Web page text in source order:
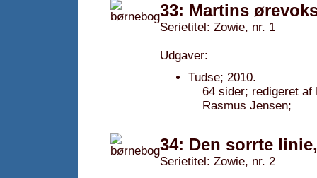
33: Martins
Serietitel: Zowie, nr. 1
Udgaver:
Tudse; 2010.
64 sider; redigeret
Rasmus Jensen;
34: Den sorrte
Serietitel: Zowie, nr. 2